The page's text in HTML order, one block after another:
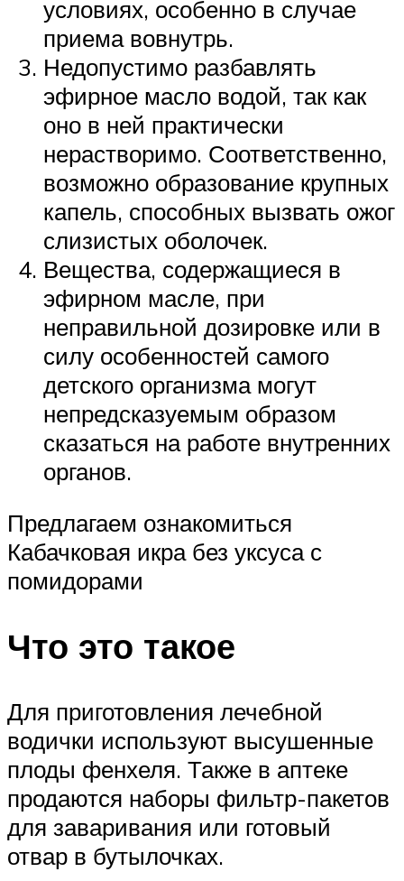
условиях, особенно в случае
приема вовнутрь.
Недопустимо разбавлять
эфирное масло водой, так как
оно в ней практически
нерастворимо. Соответственно,
возможно образование крупных
капель, способных вызвать ожог
слизистых оболочек.
Вещества, содержащиеся в
эфирном масле, при
неправильной дозировке или в
силу особенностей самого
детского организма могут
непредсказуемым образом
сказаться на работе внутренних
органов.
Предлагаем ознакомиться
Кабачковая икра без уксуса с
помидорами
Что это такое
Для приготовления лечебной
водички используют высушенные
плоды фенхеля. Также в аптеке
продаются наборы фильтр-пакетов
для заваривания или готовый
отвар в бутылочках.